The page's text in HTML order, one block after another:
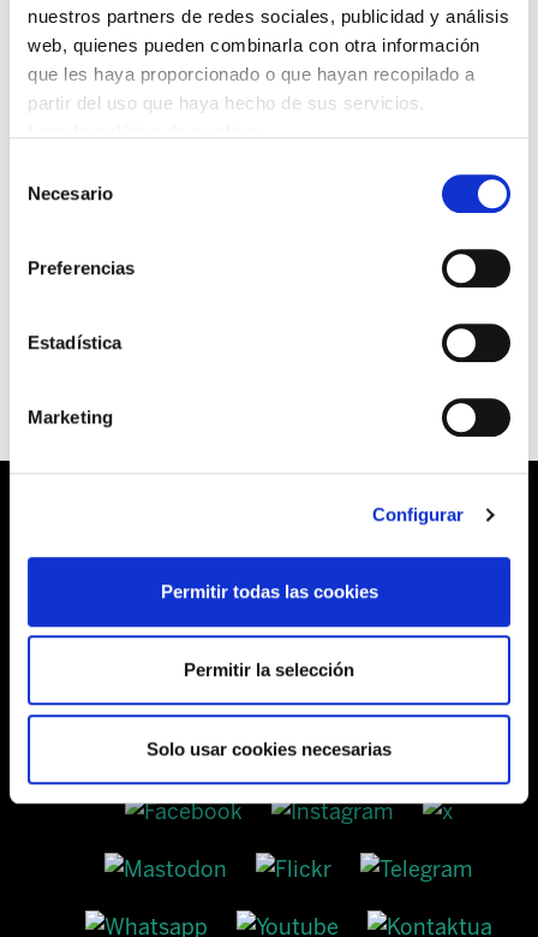
nuestros partners de redes sociales, publicidad y análisis
web, quienes pueden combinarla con otra información
que les haya proporcionado o que hayan recopilado a
partir del uso que haya hecho de sus servicios.
Necesario
Preferencias
Estadística
Marketing
Configurar
Permitir todas las cookies
Permitir la selección
Solo usar cookies necesarias
traslado de los servicios a Madrid.
El BBVA se quiere deshacer de más de una centena de trabajadores/as que
desempeñan tareas de tipo técnico para el banco. Desde el comité de empresa
cuyo único objeto es aumentar el beneficio de la entidad a costa de dejar sin
Asimismo denunciamos que este personal, perteneciente a subcontratas en su
Barrainkua, 13 48009 BILBO
Tel:944 03 77 00